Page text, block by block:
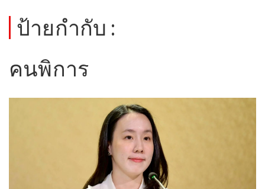
ป้ายกำกับ :
คนพิการ